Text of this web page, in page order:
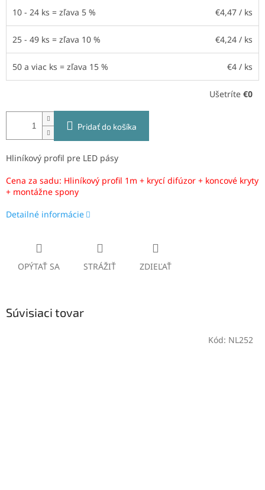
10 - 24 ks = zľava 5 % €4,47 / ks
25 - 49 ks = zľava 10 % €4,24 / ks
50 a viac ks = zľava 15 % €4 / ks
Ušetríte €0
Pridať do košíka
Hliníkový profil pre LED pásy
Cena za sadu: Hliníkový profil 1m + krycí difúzor + koncové kryty
+ montážne spony
Detailné informácie
OPÝTAŤ SA STRÁŽIŤ ZDIEĽAŤ
Súvisiaci tovar
Kód: NL252